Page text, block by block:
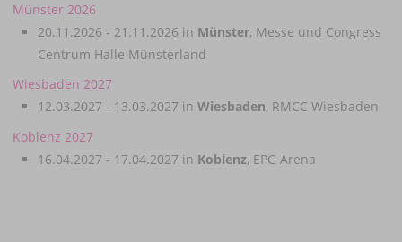
Münster 2026
20.11.2026 - 21.11.2026 in Münster, Messe und Congress
Centrum Halle Münsterland
Wiesbaden 2027
12.03.2027 - 13.03.2027 in Wiesbaden, RMCC Wiesbaden
Koblenz 2027
16.04.2027 - 17.04.2027 in Koblenz, EPG Arena